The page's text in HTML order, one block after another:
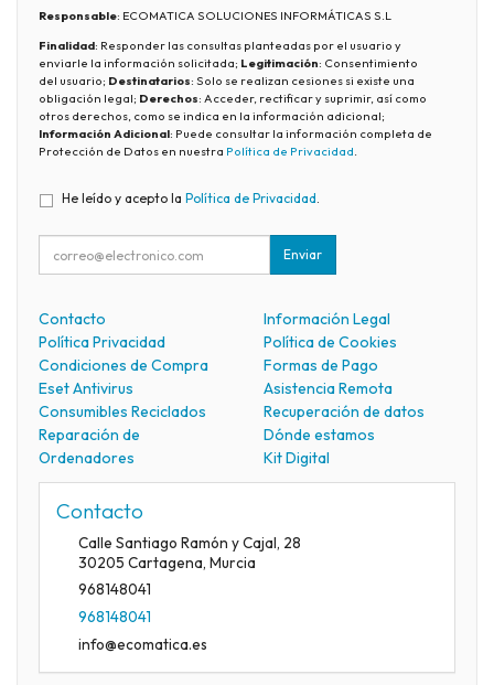
Responsable: ECOMATICA SOLUCIONES INFORMÁTICAS S.L
Finalidad: Responder las consultas planteadas por el usuario y
enviarle la información solicitada; Legitimación: Consentimiento
del usuario; Destinatarios: Solo se realizan cesiones si existe una
obligación legal; Derechos: Acceder, rectificar y suprimir, así como
otros derechos, como se indica en la información adicional;
Información Adicional: Puede consultar la información completa de
Protección de Datos en nuestra Política de Privacidad
He leído y acepto la Política de Privacidad.
Enviar
Contacto
Información Legal
Política Privacidad
Política de Cookies
Condiciones de Compra
Formas de Pago
Eset Antivirus
Asistencia Remota
Consumibles Reciclados
Recuperación de datos
Reparación de
Ordenadores
Dónde estamos
Kit Digital
Contacto
Calle Santiago Ramón y Cajal, 28
30205 Cartagena, Murcia
968148041
968148041
info@ecomatica.es